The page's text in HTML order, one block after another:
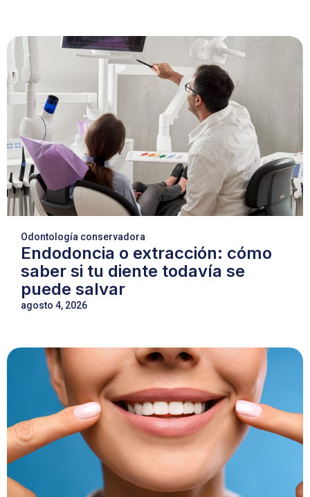
Odontología conservadora
Endodoncia o extracción: cómo
saber si tu diente todavía se
puede salvar
agosto 4, 2026